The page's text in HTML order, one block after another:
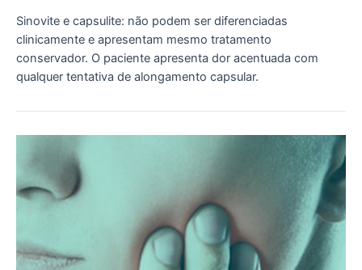
Sinovite e capsulite: não podem ser diferenciadas
clinicamente e apresentam mesmo tratamento
conservador. O paciente apresenta dor acentuada com
qualquer tentativa de alongamento capsular.